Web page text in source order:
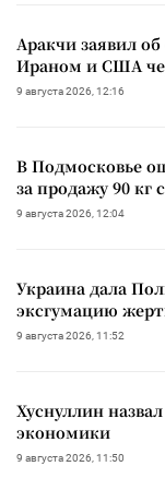
Аракчи заявил
Ираном и США
9 августа 2026, 12:16
В Подмосковье
за продажу 90 кг
9 августа 2026, 12:04
Украина дала
эксгумацию
9 августа 2026, 11:52
Хуснуллин
экономики
9 августа 2026, 11:50